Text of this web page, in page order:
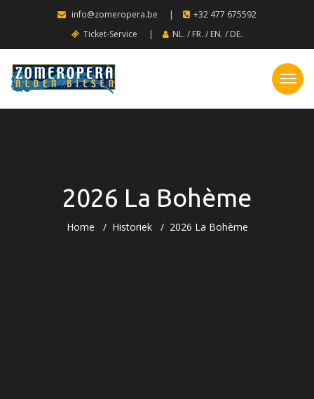
info@zomeropera.be |
+32 477 675592
Ticket-Service
| NL. / FR. / EN. / DE.
2026 La Bohème
Home Historiek 2026 La Bohème